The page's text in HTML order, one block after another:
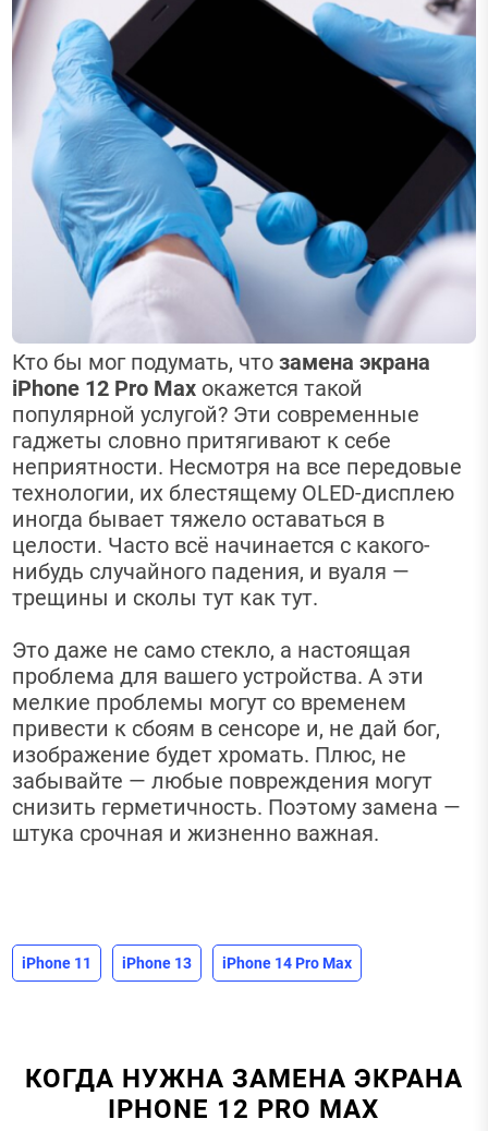
Кто бы мог подумать, чтозамена экрана
iPhone 12 Pro Max окажется такой
популярной услугой? Эти современные
гаджеты словно притягивают к себе
неприятности. Несмотря на все передовые
технологии, их блестящему OLED-дисплею
иногда бывает тяжело оставаться в
целости. Часто всё начинается с какого-
нибудь случайного падения, и вуаля —
трещины и сколы тут как тут.
Это даже не само стекло, а настоящая
проблема для вашего устройства. А эти
мелкие проблемы могут со временем
привести к сбоям в сенсоре и, не дай бог,
изображение будет хромать. Плюс, не
забывайте — любые повреждения могут
снизить герметичность. Поэтому замена —
штука срочная и жизненно важная.
iPhone 11 iPhone 13 iPhone 14 Pro Max
КОГДА НУЖНА ЗАМЕНА ЭКРАНА
IPHONE 12 PRO MAX